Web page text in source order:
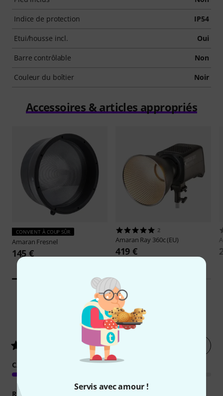
Servis avec amour !
Indice de protection IP54
Etui/housse incl. Oui
Barre contrôlable Non
Couleur du boîtier Noir
Accessoires & articles appropriés
CONVIENT À COUP SÛR
Amaran Fresnel
145 €
2
Amaran Ray 360c (EU)
419 €
Évaluations des clients
/ 5
CARACTÉRISTIQUES
RENDU